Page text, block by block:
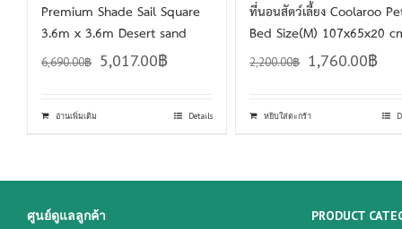
Premium Shade Sail Square
3.6m x 3.6m Desert sand
6,690.00฿ 5,017.00฿
อ่านเพิ่มเติม Details
ที่นอนสัตว์เลี้ยง Coolaroo
Bed Size(M) 107x65x20
2,200.00฿ 1,760.00฿
หยิบใส่ตะกร้า
ศูนย์ดูแลลูกค้า PRODUCT